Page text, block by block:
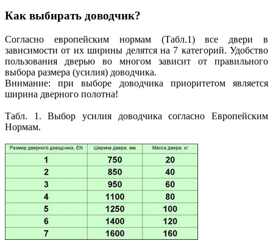
Как выбирать доводчик?
Согласно европейским нормам (Табл.1) все двери в
зависимости от их ширины делятся на 7 категорий. Удобство
пользования дверью во многом зависит от правильного
выбора размера (усилия) доводчика.
Внимание: при выборе доводчика приоритетом является
ширина дверного полотна!
Табл. 1. Выбор усилия доводчика согласно Европейским
Нормам.